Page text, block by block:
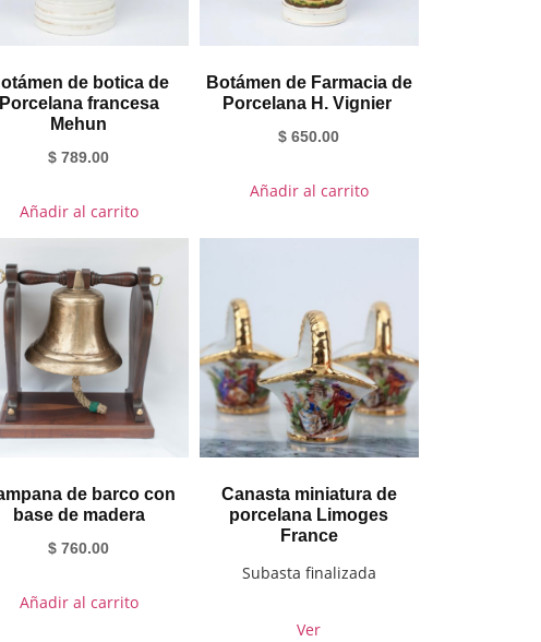
de botica de
Porcelana francesa
Mehun
$ 789.00
Añadir al carrito
Botámen de Farmacia de
Porcelana H. Vignier
$ 650.00
Añadir al carrito
de barco con
base de madera
$ 760.00
Añadir al carrito
Canasta miniatura de
porcelana Limoges
France
Subasta finalizada
Ver